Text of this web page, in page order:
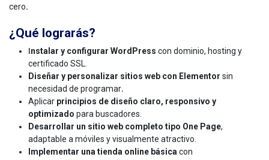
cero.
¿Qué lograrás?
nstalar y configurar WordPress con dominio, hosting y
certificado SSL.
Diseñar y personalizar sitios web con Elementor sin
necesidad de programar.
Aplicar principios de diseño claro, responsivo y
optimizado para buscadores.
Desarrollar un sitio web completo tipo One Page,
adaptable a móviles y visualmente atractivo.
Implementar una tienda online básicacon